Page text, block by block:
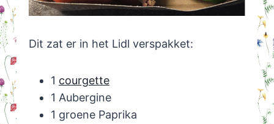
Dit zat er in het Lidl verspakket:
1 courgette
1 Aubergine
1 groene Paprika